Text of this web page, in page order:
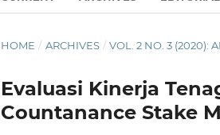
HOME / ARCHIVES / VOL. 2 NO. 3 (2020):
Evaluasi Kinerja
Countanance Stake